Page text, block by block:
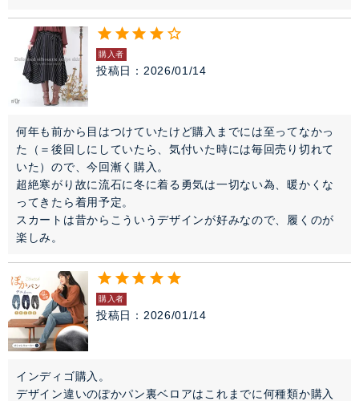
購入者
投稿日 2026/01/14
何年も前から目はつけていたけど購入までには至ってなかっ
た（＝後回しにしていたら、気付いた時には毎回売り切れて
いた）ので、今回漸く購入。
超絶寒がり故に流石に冬に着る勇気は一切ない為、暖かくな
ってきたら着用予定。
スカートは昔からこういうデザインが好みなので、履くのが
楽しみ。
購入者
投稿日 2026/01/14
インディゴ購入。
デザイン違いのぽかパン裏ベロアはこれまでに何種類か購入